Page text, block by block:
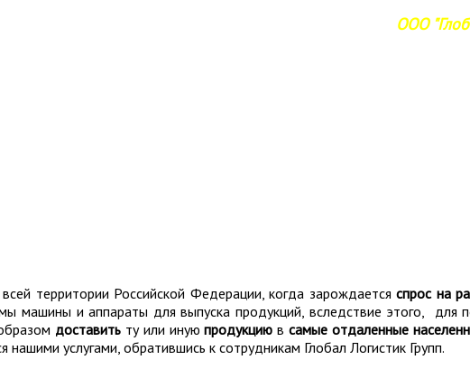
ООО
территории Российской Федерации, когда зарождается спрос на
машины и аппараты для выпуска продукций, вследствие этого, для
доставитьту или инуюпродукцию всамые отдаленные
услугами, обратившись к сотрудникам Глобал Логистик Групп.